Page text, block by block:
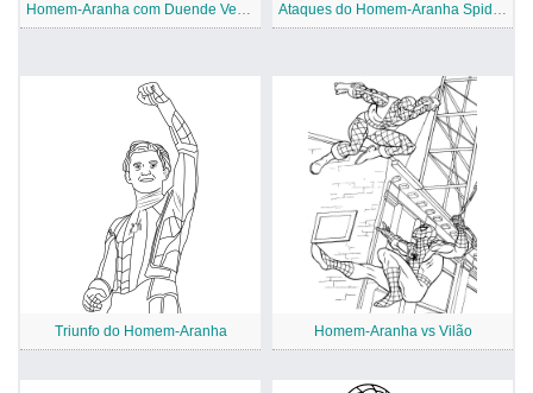
Homem-Aranha com Duende Verde Ataques do Homem-Aranha Spidey
Triunfo do Homem-Aranha Homem-Aranha vs Vilão